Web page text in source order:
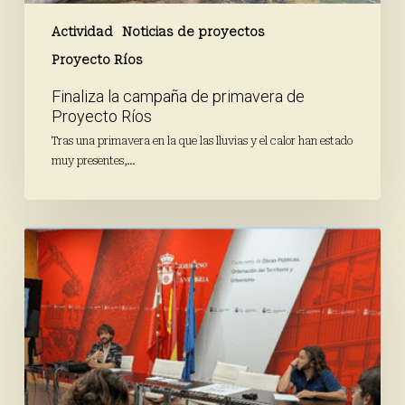
Actividad
Noticias de proyectos
Proyecto Ríos
Finaliza la campaña de primavera de
Proyecto Ríos
Tras una primavera en la que las lluvias y el calor han estado
muy presentes,…
Avanza
el
proceso
participativo
a
través
de
los
talleres